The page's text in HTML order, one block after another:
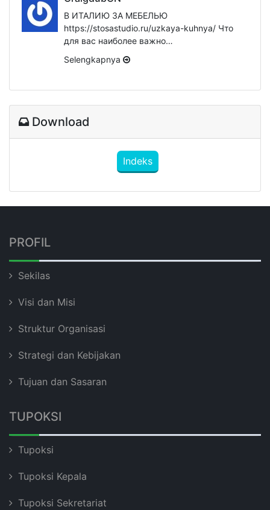
В ИТАЛИЮ ЗА МЕБЕЛЬЮ
https://stosastudio.ru/uzkaya-kuhnya/ Что
для вас наиболее важно…
Selengkapnya
Download
Indeks
PROFIL
Sekilas
Visi dan Misi
Struktur Organisasi
Strategi dan Kebijakan
Tujuan dan Sasaran
TUPOKSI
Tupoksi
Tupoksi Kepala
Tupoksi Sekretariat